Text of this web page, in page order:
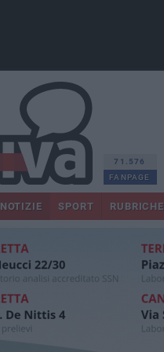
71.576
FANPAGE
NOTIZIE SPORT RUBRICHE